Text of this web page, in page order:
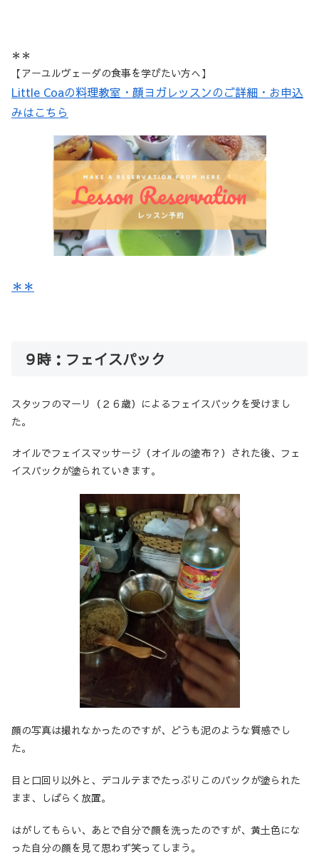
＊＊
【アーユルヴェーダの食事を学びたい方へ】
Little Coaの料理教室・顔ヨガレッスンのご詳細・お申込
みはこちら
＊＊
９時：フェイスパック
スタッフのマーリ（２６歳）によるフェイスパックを受けまし
た。
オイルでフェイスマッサージ（オイルの塗布？）された後、フェ
イスパックが塗られていきます。
顔の写真は撮れなかったのですが、どうも泥のような質感でし
た。
目と口回り以外と、デコルテまでたっぷりこのパックが塗られた
まま、しばらく放置。
はがしてもらい、あとで自分で顔を洗ったのですが、黄土色にな
った自分の顔を見て思わず笑ってしまう。